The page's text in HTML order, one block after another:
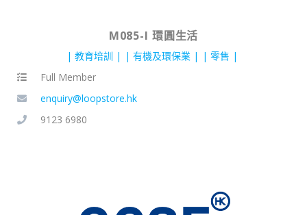
M085-I 環圓生活
教育培訓 有機及環保業
零售
Full Member
enquiry@loopstore.hk
9123 6980